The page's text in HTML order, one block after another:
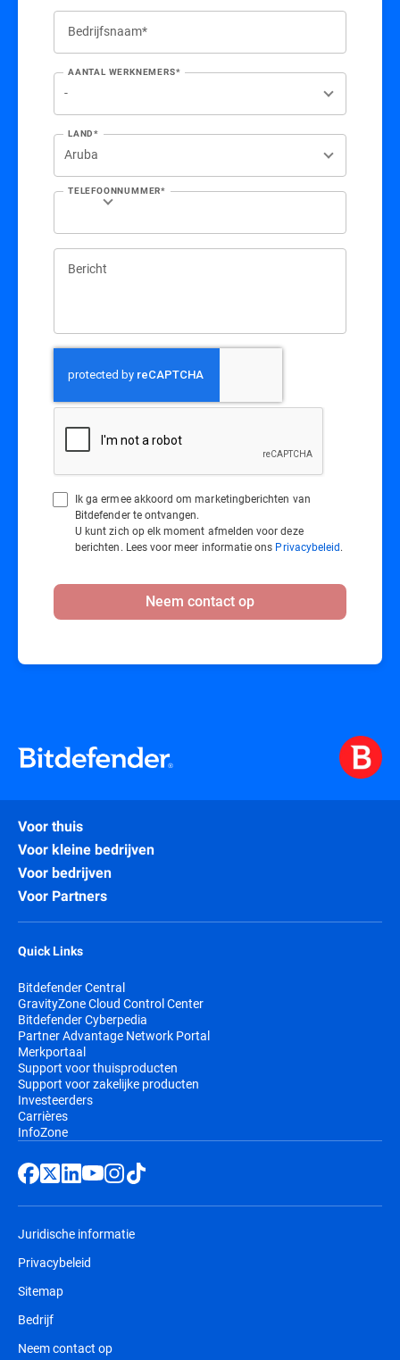
Bedrijfsnaam*
AANTAL WERKNEMERS*
LAND*
TELEFOONNUMMER*
Bericht
Ik ga ermee akkoord om marketingberichten van
Bitdefender te ontvangen.
U kunt zich op elk moment afmelden voor deze
berichten. Lees voor meer informatie ons Privacybeleid.
Neem contact op
Voor thuis
Voor kleine bedrijven
Voor bedrijven
Voor Partners
Quick Links
Bitdefender Central
GravityZone Cloud Control Center
Bitdefender Cyberpedia
Partner Advantage Network Portal
Merkportaal
Support voor thuisproducten
Support voor zakelijke producten
Investeerders
Carrières
InfoZone
Juridische informatie
Privacybeleid
Sitemap
Bedrijf
Neem contact op